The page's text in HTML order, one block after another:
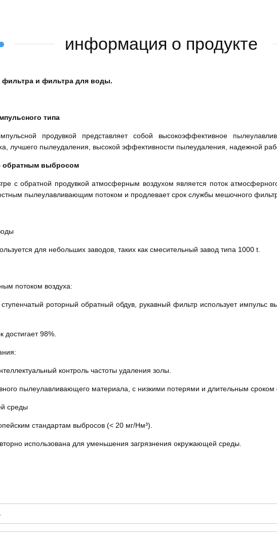
информация о продукте
фильтра и фильтра для воды.
типа
продувкой представляет собой высокоэффективное
лучшего пылеудаления, высокой эффективности пылеудаления, надежной
обратным выбросом
с обратной продувкой атмосферным воздухом является поток
пылеулавливающим потоком и продлевает срок службы мешочного
для небольших заводов, таких как смесительный завод типа 1000 t.
потоком воздуха:
роторный обратный обдув, рукавный фильтр использует импульс
98%.
контроль частоты удаления золы.
пылеулавливающего материала, с низкими потерями и длительным сроком
среды
стандартам выбросов (< 20 мг/Нм³).
использована для уменьшения загрязнения окружающей среды.